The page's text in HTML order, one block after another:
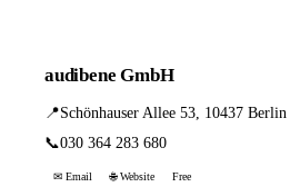
audibene GmbH
📍Schönhauser Allee 53, 10437 Berlin
📞030 364 283 680
✉ Email 🌐 Website Free